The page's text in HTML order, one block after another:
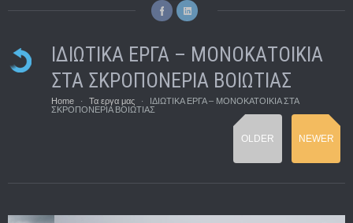
ΙΔΙΩΤΙΚΑ ΕΡΓΑ – ΜΟΝΟΚΑΤΟΙΚΙΑ
ΣΤΑ ΣΚΡΟΠΟΝΕΡΙΑ ΒΟΙΩΤΙΑΣ
Home · Τα εργα μας ·
ΙΔΙΩΤΙΚΑ ΕΡΓΑ – ΜΟΝΟΚΑΤΟΙΚΙΑ ΣΤΑ
ΣΚΡΟΠΟΝΕΡΙΑ ΒΟΙΩΤΙΑΣ
OLDER NEWER